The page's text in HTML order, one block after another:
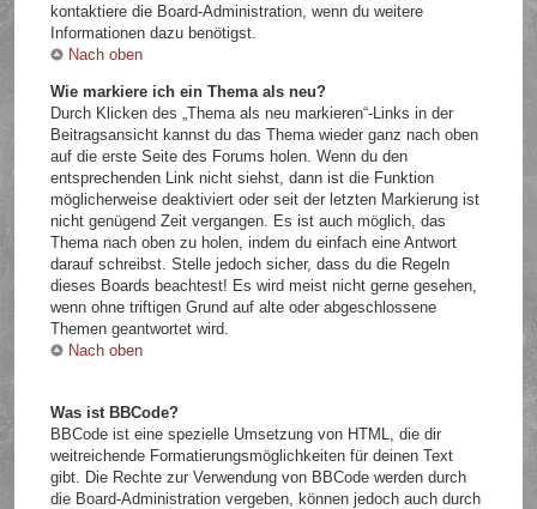
kontaktiere die Board-Administration, wenn du weitere
Informationen dazu benötigst.
Nach oben
Wie markiere ich ein Thema als neu?
Durch Klicken des „Thema als neu markieren“-Links in der
Beitragsansicht kannst du das Thema wieder ganz nach oben
auf die erste Seite des Forums holen. Wenn du den
entsprechenden Link nicht siehst, dann ist die Funktion
möglicherweise deaktiviert oder seit der letzten Markierung ist
nicht genügend Zeit vergangen. Es ist auch möglich, das
Thema nach oben zu holen, indem du einfach eine Antwort
darauf schreibst. Stelle jedoch sicher, dass du die Regeln
dieses Boards beachtest! Es wird meist nicht gerne gesehen,
wenn ohne triftigen Grund auf alte oder abgeschlossene
Themen geantwortet wird.
Nach oben
Was ist BBCode?
BBCode ist eine spezielle Umsetzung von HTML, die dir
weitreichende Formatierungsmöglichkeiten für deinen Text
gibt. Die Rechte zur Verwendung von BBCode werden durch
die Board-Administration vergeben, können jedoch auch durch